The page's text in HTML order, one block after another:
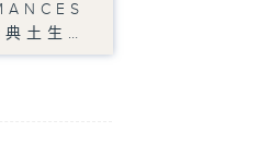
土生…